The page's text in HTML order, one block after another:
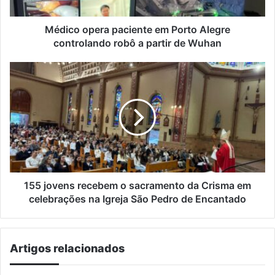
a
Médico opera paciente em Porto Alegre
controlando robô a partir de Wuhan
155
jovens
recebem
o
sacramento
da
Crisma
em
celebrações
Igreja
Pedro
Encantado
155 jovens recebem o sacramento da Crisma em
celebrações na Igreja São Pedro de Encantado
Artigos relacionados